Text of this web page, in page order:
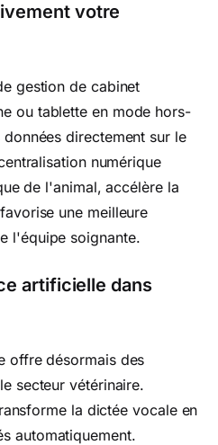
votre
gestion de cabinet
ou tablette en mode hors-
directement sur le
numérique
de l'animal, accélère la
une meilleure
l'équipe soignante.
artificielle dans
offre désormais des
secteur vétérinaire.
la dictée vocale en
automatiquement.